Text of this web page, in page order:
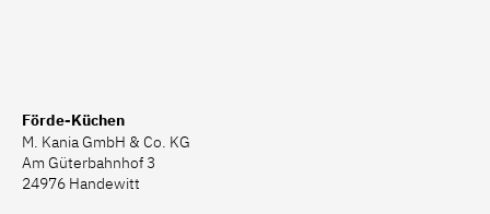
Förde-Küchen
M. Kania GmbH & Co. KG
Am Güterbahnhof 3
24976 Handewitt